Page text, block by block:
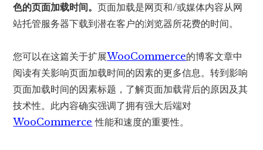
色的页面加载时间。页面加载是网页和/或媒体内容从网
站托管服务器下载到潜在客户的浏览器所花费的时间。
您可以在这篇关于扩展WooCommerce的博客文章中
阅读有关影响页面加载时间的因素的更多信息。转到影响
页面加载时间的因素标题，了解页面加载背后的原因及其
技术性。此内容确实强调了拥有强大后端对
WooCommerce 性能和速度的重要性。